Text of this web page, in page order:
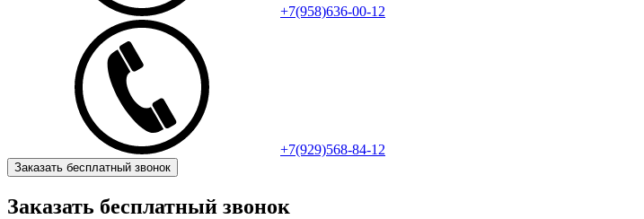
+7(958)636-00-12
+7(929)568-84-12
Заказать бесплатный звонок
Заказать бесплатный звонок